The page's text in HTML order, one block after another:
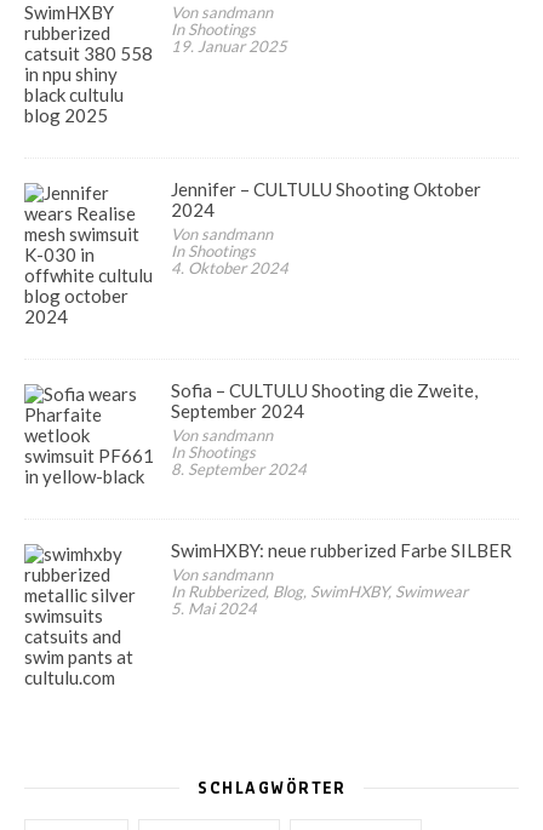
Von sandmann
In Shootings
19. Januar 2025
Jennifer – CULTULU Shooting Oktober
2024
Von sandmann
In Shootings
4. Oktober 2024
Sofia – CULTULU Shooting die Zweite,
September 2024
Von sandmann
In Shootings
8. September 2024
SwimHXBY: neue rubberized Farbe SILBER
Von sandmann
In Rubberized, Blog, SwimHXBY, Swimwear
5. Mai 2024
SCHLAGWÖRTER